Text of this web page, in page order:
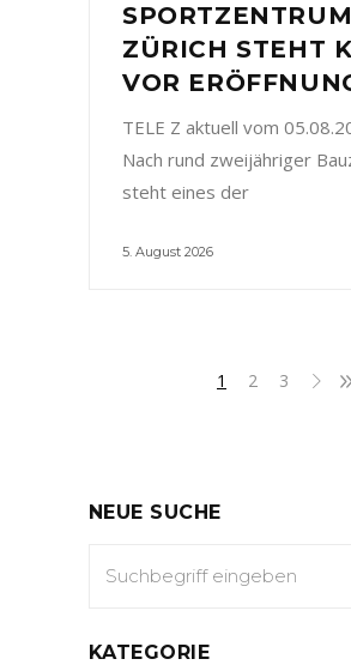
SPORTZENTRUM
ZÜRICH STEHT
VOR
TELE Z aktuell vom
Nach rund zweijähriger
steht eines der
5. August 2026
1 2 3
NEUE SUCHE
KATEGORIE